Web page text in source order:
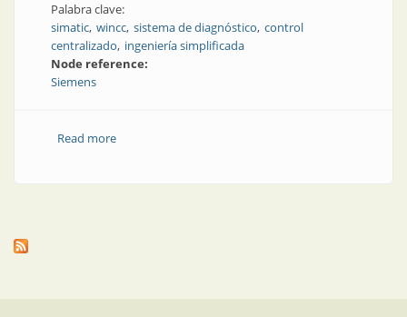
Palabra clave:
simatic wincc sistema de diagnóstico control
centralizado ingeniería simplificada
Node reference:
Siemens
Read moreabout Nuevas prestaciones en el sistema de